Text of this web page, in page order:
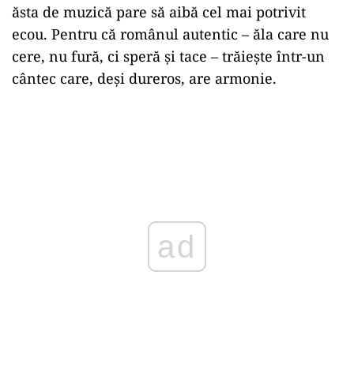
ăsta de muzică pare să aibă cel mai potrivit
ecou. Pentru că românul autentic – ăla care nu
cere, nu fură, ci speră și tace – trăiește într-un
cântec care, deși dureros, are armonie.
ad